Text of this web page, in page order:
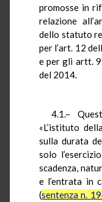
promosse in
relazione
dello statuto
per l’art. 12
e per gli artt.
del 2014.
4.1.–
«L’istituto
sulla durata
solo
scadenza,
e l’entrata in
(sentenza n.